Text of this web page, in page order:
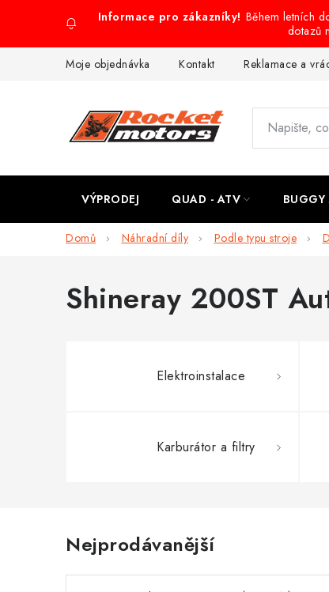
obsah
Během letních
dotazů
Moje objednávka Kontakt Reklamace a
VÝPRODEJ QUAD - ATV
Domů Náhradní díly Podle typu stroje
Shineray 200ST
Elektroinstalace
Karburátor a filtry
Nejprodávanější